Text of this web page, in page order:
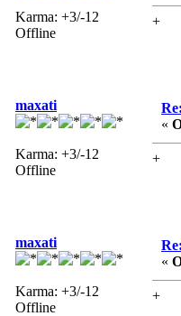
Karma: +3/-12
Offline
+
maxati
Karma: +3/-12
Offline
«
+
maxati
Karma: +3/-12
Offline
«
+